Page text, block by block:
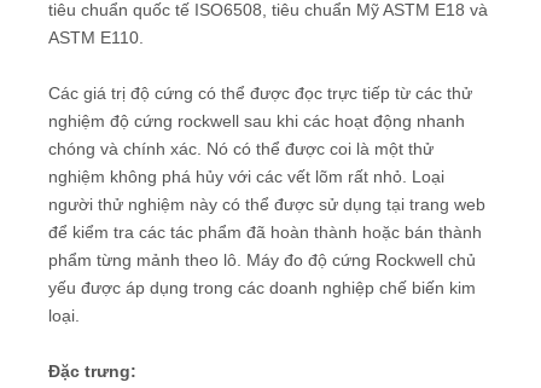
tiêu chuẩn quốc tế ISO6508, tiêu chuẩn Mỹ ASTM E18 và
ASTM E110.
Các giá trị độ cứng có thể được đọc trực tiếp từ các thử
nghiệm độ cứng rockwell sau khi các hoạt động nhanh
chóng và chính xác. Nó có thể được coi là một thử
nghiệm không phá hủy với các vết lõm rất nhỏ. Loại
người thử nghiệm này có thể được sử dụng tại trang web
để kiểm tra các tác phẩm đã hoàn thành hoặc bán thành
phẩm từng mảnh theo lô. Máy đo độ cứng Rockwell chủ
yếu được áp dụng trong các doanh nghiệp chế biến kim
loại.
Đặc trưng: